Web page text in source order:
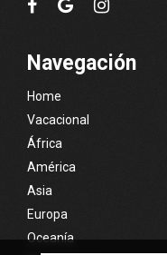
Navegación
Home
Vacacional
África
América
Asia
Europa
Oceanía